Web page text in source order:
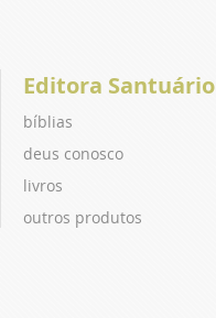
Editora Santuário
bíblias
deus conosco
livros
outros produtos